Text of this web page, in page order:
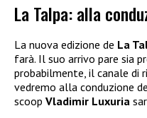
La Talpa: alla
La nuova edizione de La
farà. Il suo arrivo pare sia
probabilmente, il canale di
vedremo alla conduzione
scoop Vladimir Luxuria